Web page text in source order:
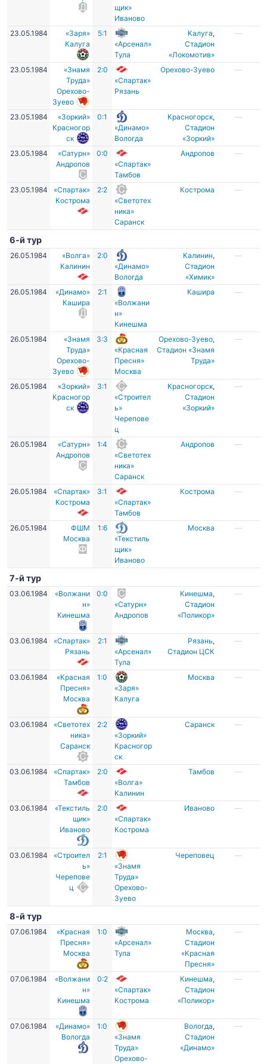
щик»
Иваново
23.05.1984
«Заря»
Калуга
5:1
«Арсенал»
Тула
Калуга,
Стадион
«Локомотив»
—
23.05.1984
«Знамя
Труда»
Орехово-
Зуево
2:0
«Спартак»
Рязань
Орехово-Зуево —
23.05.1984
«Зоркий»
Красногор
ск
0:1
«Динамо»
Вологда
Красногорск,
Стадион
«Зоркий»
—
23.05.1984
«Сатурн»
Андропов
0:0
«Спартак»
Тамбов
Андропов —
23.05.1984
«Спартак»
Кострома
2:2
«Светотех
ника»
Саранск
Кострома —
6-й тур
26.05.1984
«Волга»
Калинин
2:0
«Динамо»
Вологда
Калинин,
Стадион
«Химик»
—
26.05.1984
«Динамо»
Кашира
2:1
«Волжани
н»
Кинешма
Кашира —
26.05.1984
«Знамя
Труда»
Орехово-
Зуево
3:3
«Красная
Пресня»
Москва
Орехово-Зуево,
Стадион «Знамя
Труда»
—
26.05.1984
«Зоркий»
Красногор
ск
3:1
«Строител
ь»
Черепове
ц
Красногорск,
Стадион
«Зоркий»
—
26.05.1984
«Сатурн»
Андропов
1:4
«Светотех
ника»
Саранск
Андропов —
26.05.1984
«Спартак»
Кострома
3:1
«Спартак»
Тамбов
Кострома —
26.05.1984
ФШМ
Москва
1:6
«Текстиль
щик»
Иваново
Москва —
7-й тур
03.06.1984
«Волжани
н»
Кинешма
0:0
«Сатурн»
Андропов
Кинешма,
Стадион
«Поликор»
—
03.06.1984
«Спартак»
Рязань
2:1
«Арсенал»
Тула
Рязань,
Стадион ЦСК
—
03.06.1984
«Красная
Пресня»
Москва
1:0
«Заря»
Калуга
Москва —
03.06.1984
«Светотех
ника»
Саранск
2:2
«Зоркий»
Красногор
ск
Саранск —
03.06.1984
«Спартак»
Тамбов
2:0
«Волга»
Калинин
Тамбов —
03.06.1984
«Текстиль
щик»
Иваново
2:0
«Спартак»
Кострома
Иваново —
03.06.1984
«Строител
ь»
Черепове
ц
2:1
«Знамя
Труда»
Орехово-
Зуево
Череповец —
8-й тур
07.06.1984
«Красная
Пресня»
Москва
1:0
«Арсенал»
Тула
Москва,
Стадион
«Красная
Пресня»
—
07.06.1984
«Волжани
н»
Кинешма
0:2
«Спартак»
Кострома
Кинешма,
Стадион
«Поликор»
—
07.06.1984
«Динамо»
Вологда
1:0
«Знамя
Труда»
Орехово-
Вологда,
Стадион
«Динамо»
—